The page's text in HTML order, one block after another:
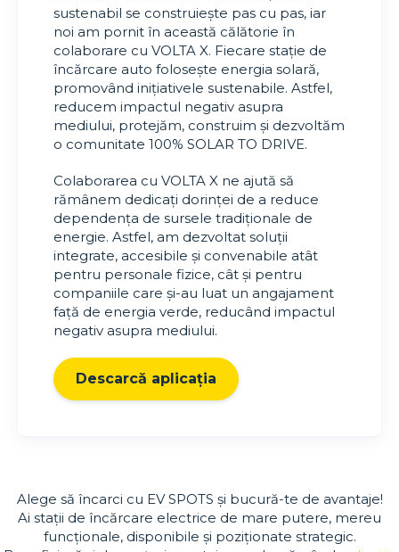
sustenabil se construiește pas cu pas, iar
noi am pornit în această călătorie în
colaborare cu VOLTA X. Fiecare stație de
încărcare auto folosește energia solară,
promovând inițiativele sustenabile. Astfel,
reducem impactul negativ asupra
mediului, protejăm, construim și dezvoltăm
o comunitate 100% SOLAR TO DRIVE.
Colaborarea cu VOLTA X ne ajută să
rămânem dedicați dorinței de a reduce
dependența de sursele tradiționale de
energie. Astfel, am dezvoltat soluții
integrate, accesibile și convenabile atât
pentru personale fizice, cât și pentru
companiile care și-au luat un angajament
față de energia verde, reducând impactul
negativ asupra mediului.
Descarcă aplicația
Alege să încarci cu EV SPOTS și bucură-te de avantaje!
Ai stații de încărcare electrice de mare putere, mereu
funcționale, disponibile și poziționate strategic.